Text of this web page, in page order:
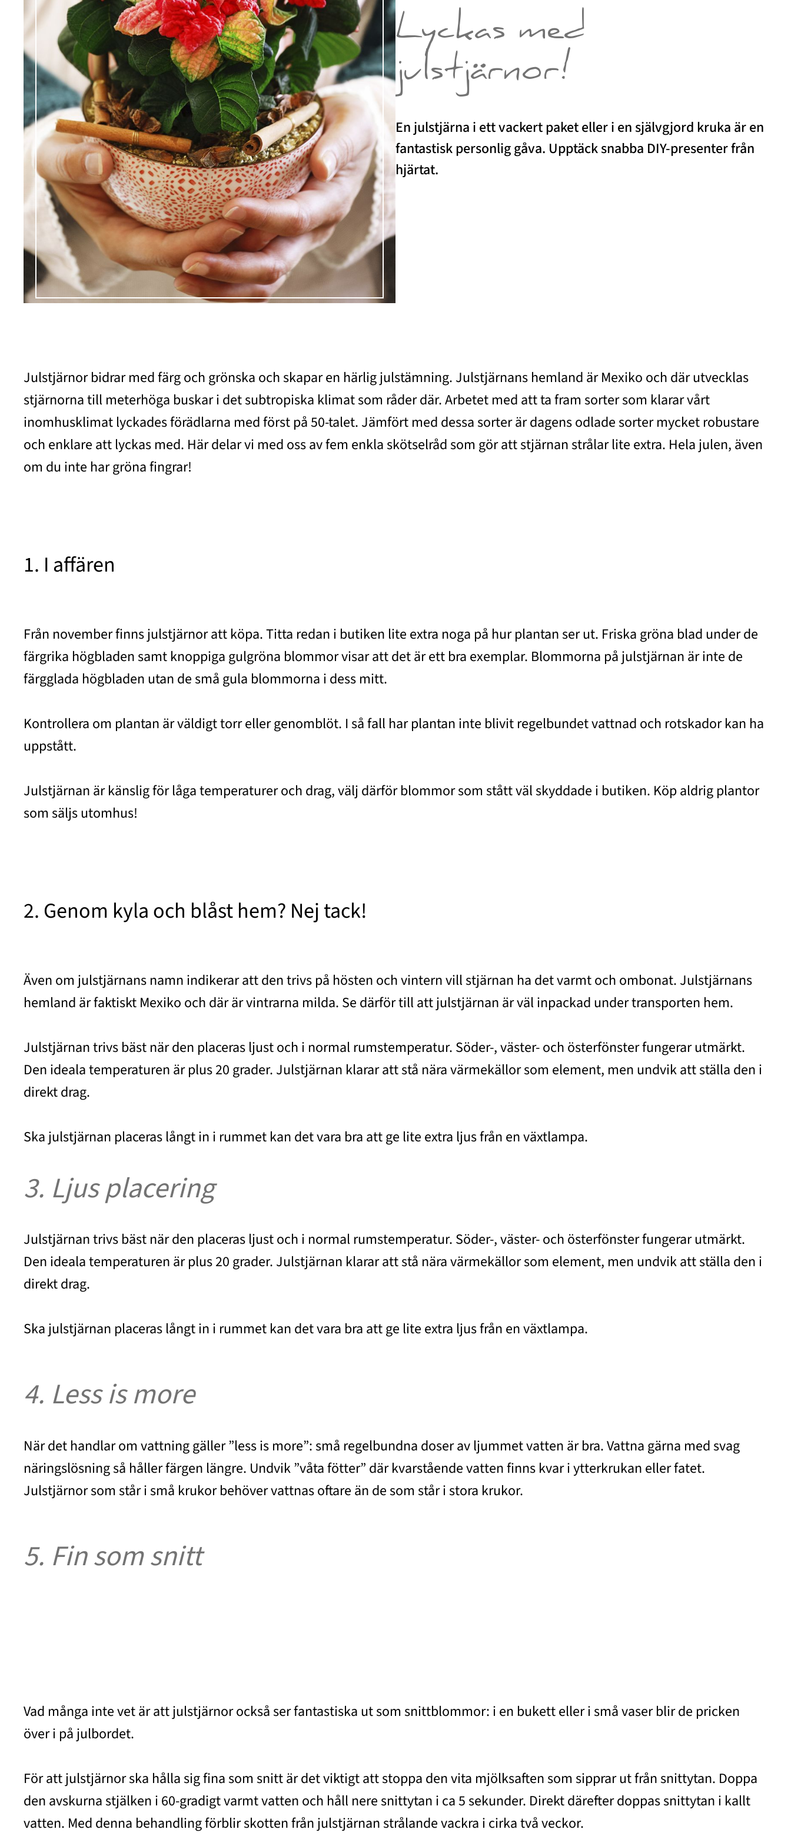
Lyckas med
julstjärnor!
En julstjärna i ett vackert paket eller i en självgjord kruka är en
fantastisk personlig gåva. Upptäck snabba DIY-presenter från
hjärtat.
Julstjärnor bidrar med färg och grönska och skapar en härlig julstämning. Julstjärnans hemland är Mexiko och där utvecklas
stjärnorna till meterhöga buskar i det subtropiska klimat som råder där. Arbetet med att ta fram sorter som klarar vårt
inomhusklimat lyckades förädlarna med först på 50-talet. Jämfört med dessa sorter är dagens odlade sorter mycket robustare
och enklare att lyckas med. Här delar vi med oss av fem enkla skötselråd som gör att stjärnan strålar lite extra. Hela julen, även
om du inte har gröna fingrar!
1. I affären
Från november finns julstjärnor att köpa. Titta redan i butiken lite extra noga på hur plantan ser ut. Friska gröna blad under de
färgrika högbladen samt knoppiga gulgröna blommor visar att det är ett bra exemplar. Blommorna på julstjärnan är inte de
färgglada högbladen utan de små gula blommorna i dess mitt.
Kontrollera om plantan är väldigt torr eller genomblöt. I så fall har plantan inte blivit regelbundet vattnad och rotskador kan ha
uppstått.
Julstjärnan är känslig för låga temperaturer och drag, välj därför blommor som stått väl skyddade i butiken. Köp aldrig plantor
som säljs utomhus!
2. Genom kyla och blåst hem? Nej tack!
Även om julstjärnans namn indikerar att den trivs på hösten och vintern vill stjärnan ha det varmt och ombonat. Julstjärnans
hemland är faktiskt Mexiko och där är vintrarna milda. Se därför till att julstjärnan är väl inpackad under transporten hem.
Julstjärnan trivs bäst när den placeras ljust och i normal rumstemperatur. Söder-, väster- och österfönster fungerar utmärkt.
Den ideala temperaturen är plus 20 grader. Julstjärnan klarar att stå nära värmekällor som element, men undvik att ställa den i
direkt drag.
Ska julstjärnan placeras långt in i rummet kan det vara bra att ge lite extra ljus från en växtlampa.
3. Ljus placering
Julstjärnan trivs bäst när den placeras ljust och i normal rumstemperatur. Söder-, väster- och österfönster fungerar utmärkt.
Den ideala temperaturen är plus 20 grader. Julstjärnan klarar att stå nära värmekällor som element, men undvik att ställa den i
direkt drag.
Ska julstjärnan placeras långt in i rummet kan det vara bra att ge lite extra ljus från en växtlampa.
4. Less is more
När det handlar om vattning gäller ”less is more”: små regelbundna doser av ljummet vatten är bra. Vattna gärna med svag
näringslösning så håller färgen längre. Undvik ”våta fötter” där kvarstående vatten finns kvar i ytterkrukan eller fatet.
Julstjärnor som står i små krukor behöver vattnas oftare än de som står i stora krukor.
5. Fin som snitt
Vad många inte vet är att julstjärnor också ser fantastiska ut som snittblommor: i en bukett eller i små vaser blir de pricken
över i på julbordet.
För att julstjärnor ska hålla sig fina som snitt är det viktigt att stoppa den vita mjölksaften som sipprar ut från snittytan. Doppa
den avskurna stjälken i 60-gradigt varmt vatten och håll nere snittytan i ca 5 sekunder. Direkt därefter doppas snittytan i kallt
vatten. Med denna behandling förblir skotten från julstjärnan strålande vackra i cirka två veckor.